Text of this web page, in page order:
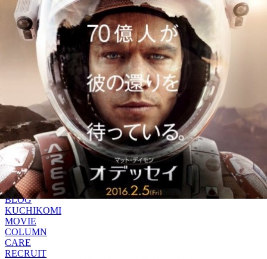
MENU
SALON INFORMATION
STAFF
GALLERY
KUCHIKOMI
COLUMN
RECRUIT
MENU
SALON INFORMATION
STAFF
GALLERY
BLOG
KUCHIKOMI
MOVIE
COLUMN
CARE
RECRUIT